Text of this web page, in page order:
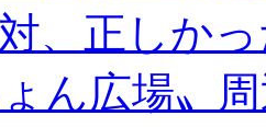
対、正しか
ょん広場〟